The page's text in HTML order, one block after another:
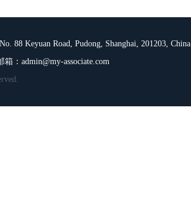
88 Keyuan Road, Pudong, Shanghai, 201203, China
箱： admin@my-associate.com